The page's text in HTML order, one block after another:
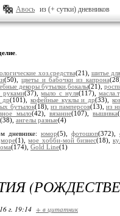
Авось из (+ сутки) дневников
хоз.средства(21), шитье
(50),цветы и бабочки из капрона
декоры бутылки,бокалы(21),
руками(37),мыло с нуля(117),
др(101), кофейные куклы и др(33),
бутылок(18), из памперсов(13), из
мыло(42),вязание(107),вышивка
(38), ангелы разные(4)
дневнике: юмор(5), фотошоп(372),
море(1),мое хобби-мой бизнес(18),
(174), Gold Line(1)
г. 19:14 + в цитатник